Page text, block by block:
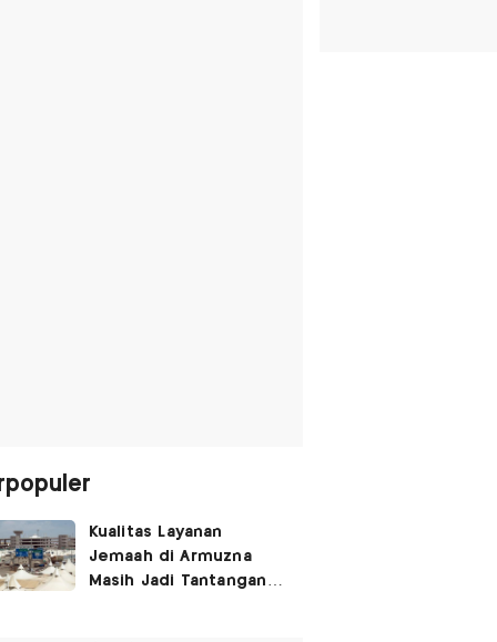
Kualitas Layanan
Jemaah di Armuzna
Masih Jadi Tantangan